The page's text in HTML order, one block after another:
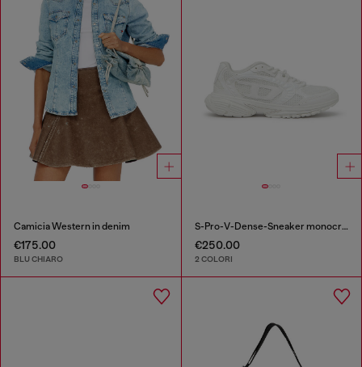
Camicia Western in denim
€175.00
BLU CHIARO
S-Pro-V-Dense-Sneaker monocromatiche in rete con logo Oval D
€250.00
2 COLORI